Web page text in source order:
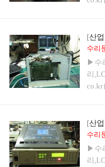
[산
수리
▶수
리
[산
수리
▶수
리